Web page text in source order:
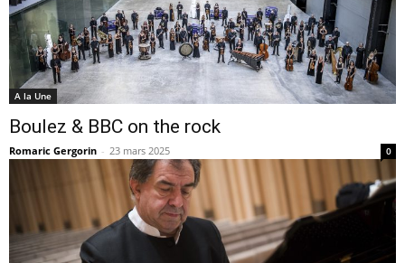
A la Une
Boulez & BBC on the rock
Romaric Gergorin - 23 mars 2025 0